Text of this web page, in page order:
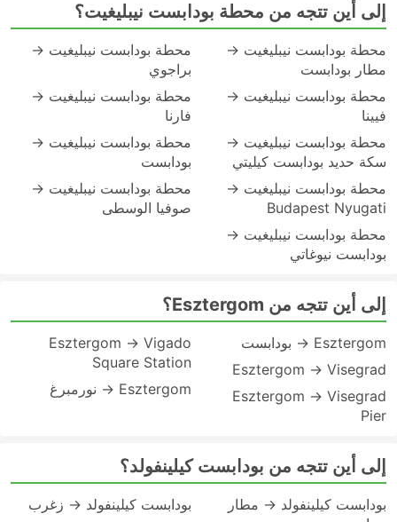
إلى أين تتجه من محطة بودابست نيبليغيت؟
محطة بودابست نيبليغيت →
مطار بودابست
محطة بودابست نيبليغيت →
فيينا
محطة بودابست نيبليغيت →
سكة حديد بودابست كيليتي
محطة بودابست نيبليغيت →
Budapest Nyugati
محطة بودابست نيبليغيت →
بودابست نيوغاتي
محطة بودابست نيبليغيت →
براجوي
محطة بودابست نيبليغيت →
فارنا
محطة بودابست نيبليغيت →
بودابست
محطة بودابست نيبليغيت →
صوفيا الوسطى
إلى أين تتجه من Esztergom؟
Esztergom → بودابست
Esztergom → Visegrad
Esztergom → Visegrad
Pier
Esztergom → Vigado
Square Station
Esztergom → نورمبرغ
إلى أين تتجه من بودابست كيلينفولد؟
بودابست كيلينفولد → مطار
بودابست كيلينفولد → زغرب